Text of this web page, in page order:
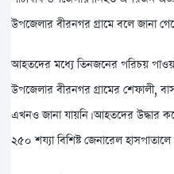
উপজেলার বীরনগর গ্রামে বলে জানা
​আহতদের মধ্যে তিনজনের পরিচয়
উপজেলার বীরনগর গ্রামের শেফালী,
এখনও জানা যায়নি। আহতদের উদ্ধার
২৫০ শয্যা বিশিষ্ট জেনারেল হাসপাতালে